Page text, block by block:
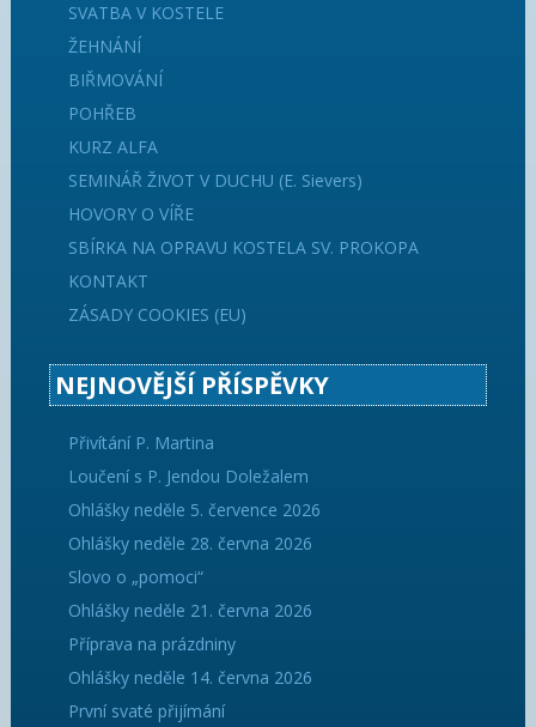
SVATBA V KOSTELE
ŽEHNÁNÍ
BIŘMOVÁNÍ
POHŘEB
KURZ ALFA
SEMINÁŘ ŽIVOT V DUCHU (E. Sievers)
HOVORY O VÍŘE
SBÍRKA NA OPRAVU KOSTELA SV. PROKOPA
KONTAKT
ZÁSADY COOKIES (EU)
NEJNOVĚJŠÍ PŘÍSPĚVKY
Přivítání P. Martina
Loučení s P. Jendou Doležalem
Ohlášky neděle 5. července 2026
Ohlášky neděle 28. června 2026
Slovo o „pomoci“
Ohlášky neděle 21. června 2026
Příprava na prázdniny
Ohlášky neděle 14. června 2026
První svaté přijímání